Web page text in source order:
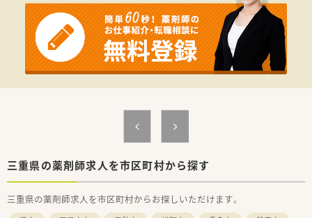
■調剤経験のある方はもちろん、未経験やブランクのある方も歓
迎いたします。
【想定される業務内容】
■門前の耳鼻咽喉科クリニックからの処方箋を中心とした調剤
業務が主です。
■患者様への丁寧な服薬指導や、薬歴の管理なども担当していた
■地域の医療機関と連携を取りながら、在宅医療にも関わってい
■新しい環境で心機一転、キャリアをスタートさせたいとお考え
の方に最適です。
きたい方。
■子育てとの両立を目指している方にも、働きやすい環境が整っ
三重県の薬剤師求人を市区町村から探す
三重県の薬剤師求人を市区町村からお探しいただけます。